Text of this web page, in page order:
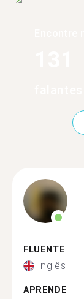
FLUENTE
Inglês
APRENDE